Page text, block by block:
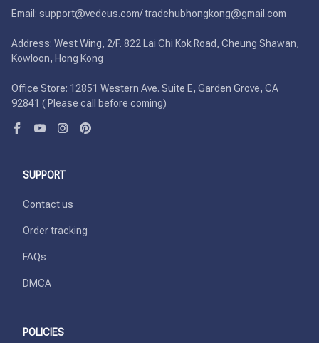
Email: support@vedeus.com/ tradehubhongkong@gmail.com
Address: West Wing, 2/F. 822 Lai Chi Kok Road, Cheung Shawan,
Kowloon, Hong Kong
Office Store: 12851 Western Ave. Suite E, Garden Grove, CA
92841 ( Please call before coming)
SUPPORT
Contact us
Order tracking
FAQs
DMCA
POLICIES